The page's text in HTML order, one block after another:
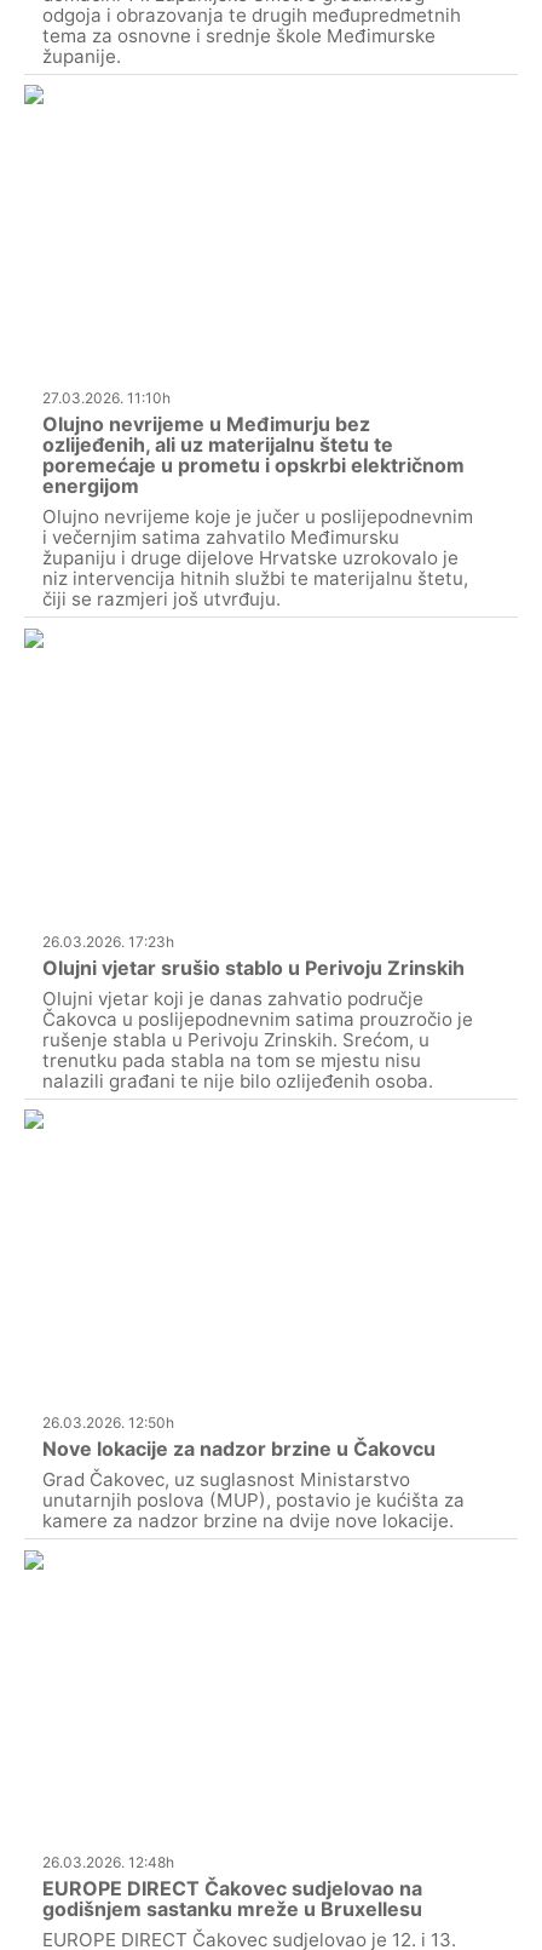
odgoja i obrazovanja te drugih međupredmetnih
tema za osnovne i srednje škole Međimurske
županije.
27.03.2026. 11:10h
Olujno nevrijeme u Međimurju bez
ozlijeđenih, ali uz materijalnu štetu te
poremećaje u prometu i opskrbi električnom
energijom
Olujno nevrijeme koje je jučer u poslijepodnevnim
i večernjim satima zahvatilo Međimursku
županiju i druge dijelove Hrvatske uzrokovalo je
niz intervencija hitnih službi te materijalnu štetu,
čiji se razmjeri još utvrđuju.
26.03.2026. 17:23h
Olujni vjetar srušio stablo u Perivoju Zrinskih
Olujni vjetar koji je danas zahvatio područje
Čakovca u poslijepodnevnim satima prouzročio je
rušenje stabla u Perivoju Zrinskih. Srećom, u
trenutku pada stabla na tom se mjestu nisu
nalazili građani te nije bilo ozlijeđenih osoba.
26.03.2026. 12:50h
Nove lokacije za nadzor brzine u Čakovcu
Grad Čakovec, uz suglasnost Ministarstvo
unutarnjih poslova (MUP), postavio je kućišta za
kamere za nadzor brzine na dvije nove lokacije.
26.03.2026. 12:48h
EUROPE DIRECT Čakovec sudjelovao na
godišnjem sastanku mreže u Bruxellesu
EUROPE DIRECT Čakovec sudjelovao je 12. i 13.